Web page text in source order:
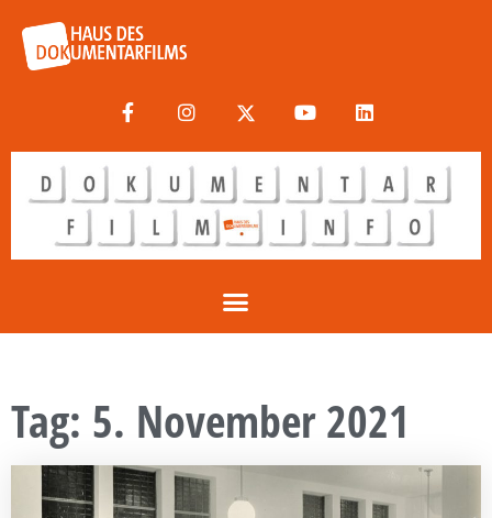
Tag: 5. November 2021